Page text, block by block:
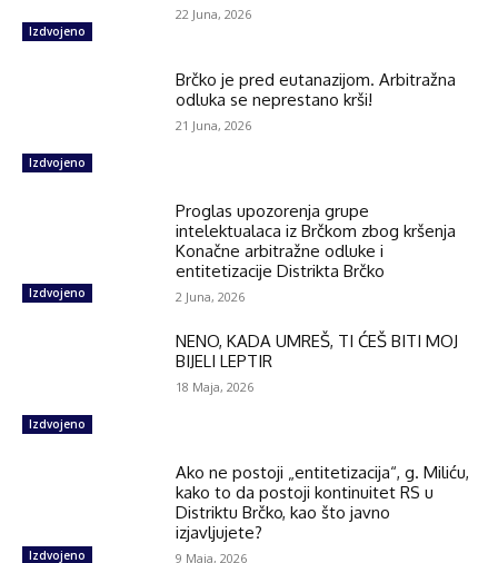
Izdvojeno
22 Juna, 2026
Izdvojeno
Brčko je pred eutanazijom. Arbitražna
odluka se neprestano krši!
21 Juna, 2026
Izdvojeno
Proglas upozorenja grupe
intelektualaca iz Brčkom zbog kršenja
Konačne arbitražne odluke i
entitetizacije Distrikta Brčko
2 Juna, 2026
Izdvojeno
NENO, KADA UMREŠ, TI ĆEŠ BITI MOJ
BIJELI LEPTIR
18 Maja, 2026
Izdvojeno
Ako ne postoji „entitetizacija“, g. Miliću,
kako to da postoji kontinuitet RS u
Distriktu Brčko, kao što javno
izjavljujete?
9 Maja, 2026